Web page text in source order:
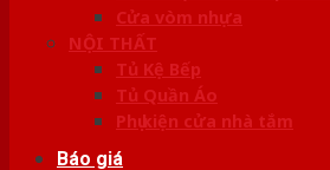
Cửa vòm nhựa
NỘI THẤT
Tủ Kệ Bếp
Tủ Quần Áo
Phụ kiện cửa nhà tắm
Báo giá